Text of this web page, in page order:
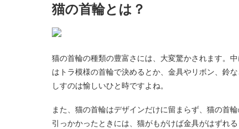
猫の首輪とは？
猫の首輪の種類の豊富さには、大変驚かされます。
はトラ模様の首輪で決めるとか、金具やリボン、鈴
しすのは愉しいひと時ですよね。
また、猫の首輪はデザインだけに留まらず、猫の首
引っかかったときには、猫がもがけば金具がはずれ